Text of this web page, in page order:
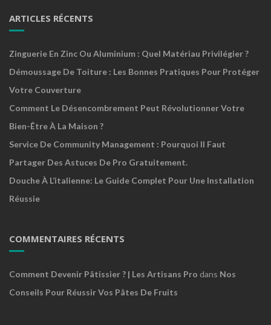
ARTICLES RÉCENTS
Zinguerie En Zinc Ou Aluminium : Quel Matériau Privilégier ?
Démoussage De Toiture : Les Bonnes Pratiques Pour Protéger
Votre Couverture
Comment Le Désencombrement Peut Révolutionner Votre
Bien-Être À La Maison ?
Service De Community Management : Pourquoi Il Faut
Partager Des Astuces De Pro Gratuitement.
Douche À L’italienne: Le Guide Complet Pour Une Installation
Réussie
COMMENTAIRES RÉCENTS
Comment Devenir Pâtissier ? | Les Artisans Pro dans Nos
Conseils Pour Réussir Vos Pâtes De Fruits